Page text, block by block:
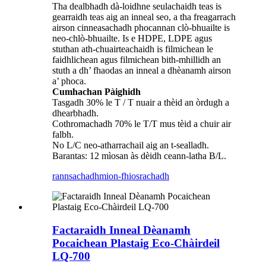
Tha dealbhadh dà-loidhne seulachaidh teas is
gearraidh teas aig an inneal seo, a tha freagarrach
airson cinneasachadh phocannan clò-bhuailte is
neo-chlò-bhuailte. Is e HDPE, LDPE agus
stuthan ath-chuairteachaidh is filmichean le
faidhlichean agus filmichean bith-mhillidh an
stuth a dh’ fhaodas an inneal a dhèanamh airson
a’ phoca.
Cumhachan Pàighidh
Tasgadh 30% le T / T nuair a thèid an òrdugh a
dhearbhadh.
Cothromachadh 70% le T/T mus tèid a chuir air
falbh.
No L/C neo-atharrachail aig an t-sealladh.
Barantas: 12 mìosan às dèidh ceann-latha B/L.
rannsachadhmion-fhiosrachadh
Factaraidh Inneal Dèanamh
Pocaichean Plastaig Eco-Chàirdeil
LQ-700